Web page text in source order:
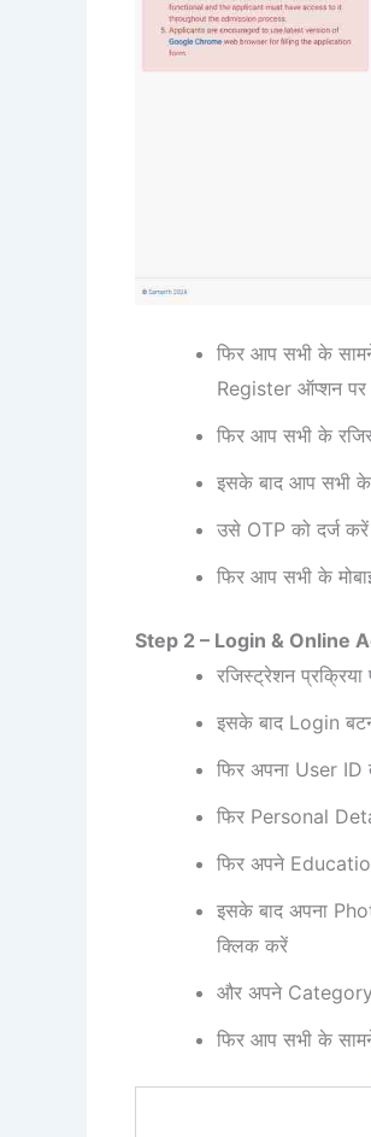
फिर आप सभी के
Register ऑप्शन
फिर आप सभी के
इसके बाद आप सभी के
उसे OTP को दर्ज
फिर आप सभी के
Step 2 – Login & Online
रजिस्ट्रेशन
इसके बाद Login
फिर अपना User
फिर Personal
फिर अपने
इसके बाद अपना
क्लिक करें
और अपने Category
फिर आप सभी के